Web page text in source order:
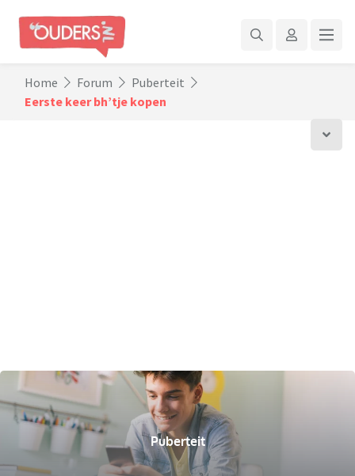
Home Forum
Puberteit
Eerste keer bh’tje kopen
Puberteit